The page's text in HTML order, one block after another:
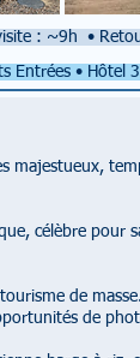
: ~9h •
Entrées • Hôtel
majestueux,
célèbre pour
de
de